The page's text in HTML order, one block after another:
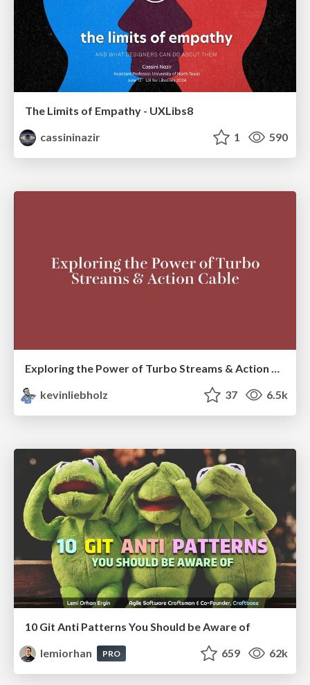
The Limits of Empathy - UXLibs8
cassininazir
1 590
Exploring the Power of Turbo Streams & Action Cable | RailsConf2023
kevinliebholz
37 6.5k
10 Git Anti Patterns You Should be Aware of
lemiorhan
PRO 659 62k